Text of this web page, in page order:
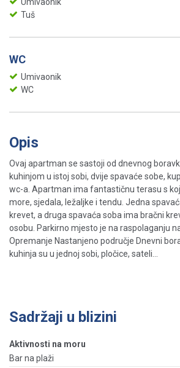
Tuš
WC
Umivaonik
WC
Opis
Ovaj apartman se sastoji od dnevnog
kuhinjom u istoj sobi, dvije spavaće sobe,
wc-a. Apartman ima fantastičnu terasu s
more, sjedala, ležaljke i tendu. Jedna
krevet, a druga spavaća soba ima bračni
osobu. Parkirno mjesto je na raspolaganju
Opremanje Nastanjeno područje Dnevni
kuhinja su u jednoj sobi, pločice, sateli...
Sadržaji u blizini
Aktivnosti na moru
Bar na plaži